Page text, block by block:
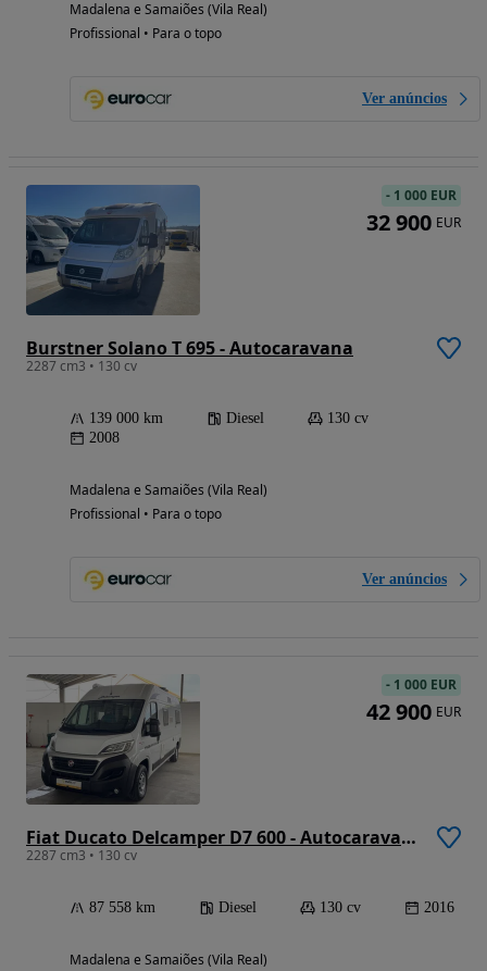
Madalena e Samaiões (Vila Real)
Profissional • Para o topo
Ver anúncios
Burstner Solano T 695 - Autocaravana
2287 cm3 • 130 cv
139 000 km Diesel
130 cv
2008
Madalena e Samaiões (Vila Real)
Profissional • Para o topo
Ver anúncios
- 1 000 EUR
32 900 EUR
Fiat Ducato Delcamper D7 600 - Autocaravana
2287 cm3 • 130 cv
87 558 km Diesel 130 cv 2016
Madalena e Samaiões (Vila Real)
- 1 000 EUR
42 900 EUR